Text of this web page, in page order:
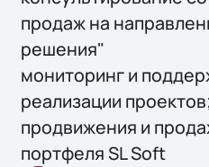
продаж на
решения"
мониторинг и
реализации проектов;
продвижения и
портфеля SL Soft